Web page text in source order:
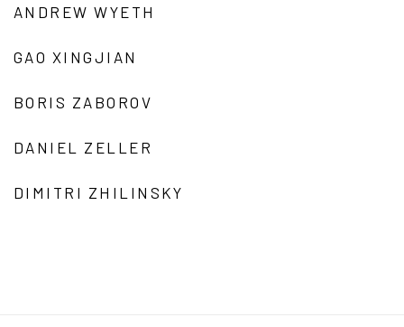
ANDREW WYETH
GAO XINGJIAN
BORIS ZABOROV
DANIEL ZELLER
DIMITRI ZHILINSKY